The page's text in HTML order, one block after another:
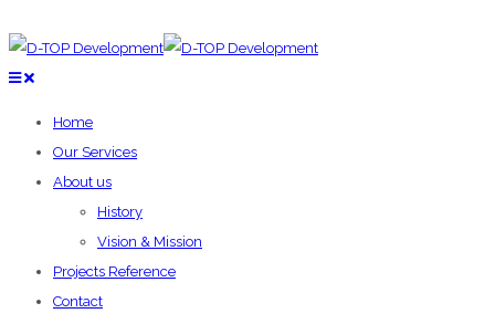
Home
Our Services
About us
History
Vision & Mission
Projects Reference
Contact